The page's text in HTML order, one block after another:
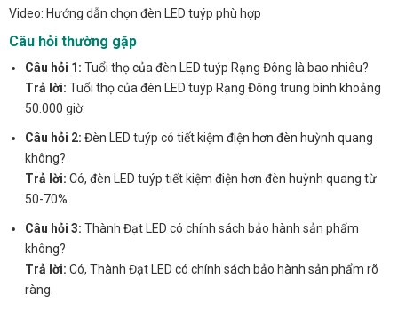
Video: Hướng dẫn chọn đèn LED tuýp phù hợp
Câu hỏi thường gặp
Câu hỏi 1: Tuổi thọ của đèn LED tuýp Rạng Đông là bao nhiêu?
Trả lời: Tuổi thọ của đèn LED tuýp Rạng Đông trung bình khoảng
50.000 giờ.
Câu hỏi 2: Đèn LED tuýp có tiết kiệm điện hơn đèn huỳnh quang
không?
Trả lời: Có, đèn LED tuýp tiết kiệm điện hơn đèn huỳnh quang từ
50-70%.
Câu hỏi 3: Thành Đạt LED có chính sách bảo hành sản phẩm
không?
Trả lời: Có, Thành Đạt LED có chính sách bảo hành sản phẩm rõ
ràng.